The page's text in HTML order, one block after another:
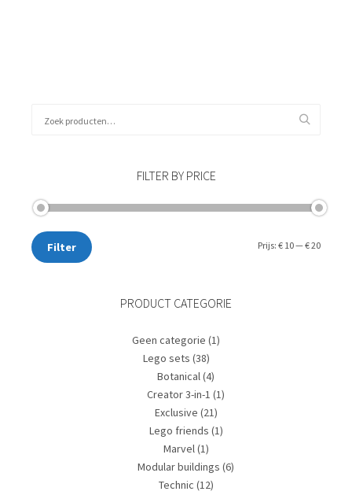
FILTER BY PRICE
Min.
Max.
Filter Prijs: € 10—€ 20
PRODUCT CATEGORIE
Geen categorie (1)
Lego sets (38)
Botanical(4)
Creator 3-in-1 (1)
Exclusive (21)
Lego friends (1)
Marvel(1)
Modular buildings (6)
Technic (12)